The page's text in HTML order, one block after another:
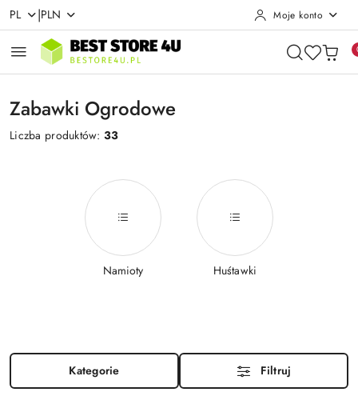
Przejdź do treści głównej
Przejdź do wyszukiwarki
Przejdź do moje konto
Przejdź do menu głównego
Przejdź do stopki
PL |PLN Moje konto
Zabawki Ogrodowe
Liczba produktów:33
Namioty Huśtawki
Kategorie Filtruj